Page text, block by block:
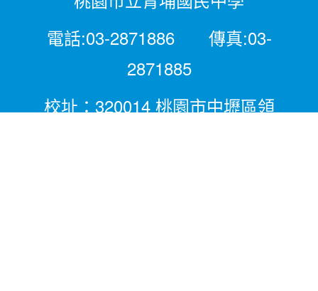
電話:03-2871886 傳真:03-
2871885
校址：320014 桃園市中壢區領